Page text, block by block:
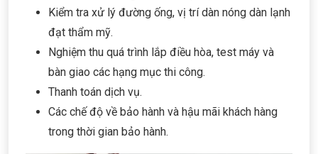
Kiểm tra xử lý đường ống, vị trí dàn nóng dàn lạnh
đạt thẩm mỹ.
Nghiệm thu quá trình lắp điều hòa, test máy và
bàn giao các hạng mục thi công.
Thanh toán dịch vụ.
Các chế độ về bảo hành và hậu mãi khách hàng
trong thời gian bảo hành.